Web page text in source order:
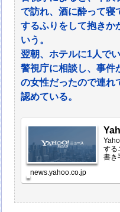
で訪れ、酒に酔って寝
するふりをして抱きか
いう。
翌朝、ホテルに1人で
警視庁に相談し、事件
の女性だったので連れ
認めている。
する
書き
news.yahoo.co.jp